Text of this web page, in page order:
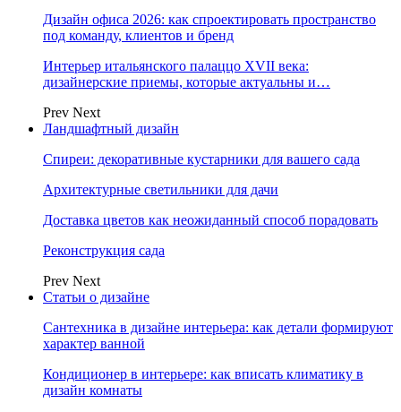
Дизайн офиса 2026: как спроектировать пространство
под команду, клиентов и бренд
Интерьер итальянского палаццо XVII века:
дизайнерские приемы, которые актуальны и…
Prev Next
Ландшафтный дизайн
Спиреи: декоративные кустарники для вашего сада
Архитектурные светильники для дачи
Доставка цветов как неожиданный способ порадовать
Реконструкция сада
Prev Next
Статьи о дизайне
Сантехника в дизайне интерьера: как детали формируют
характер ванной
Кондиционер в интерьере: как вписать климатику в
дизайн комнаты